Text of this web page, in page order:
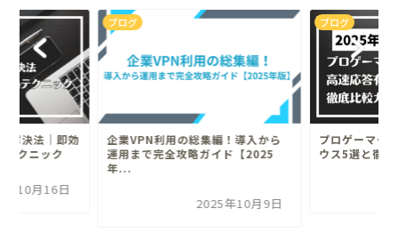
解決法｜即効
テクニック
年10月16日
ブログ
企業VPN利用の総集編！導入から
運用まで完全攻略ガイド【2025
年...
2025年10月9日
ブログ
プロゲーマー
ウス5選と徹